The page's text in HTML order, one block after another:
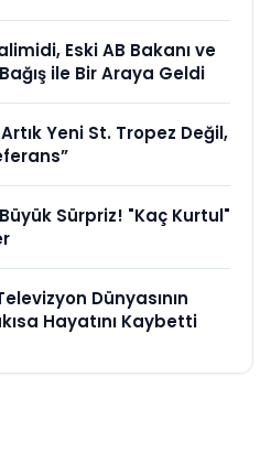
Eski AB Bakanı ve
ile Bir Araya Geldi
Yeni St. Tropez Değil,
Sürpriz! "Kaç Kurtul"
Dünyasının
Hayatını Kaybetti